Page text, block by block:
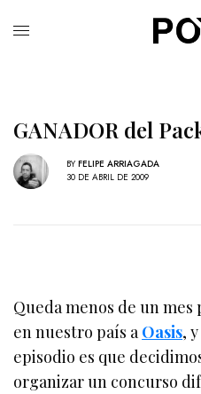
GANADOR del
BY FELIPE ARRIAGADA
30 DE ABRIL DE 2009
Queda menos de un
en nuestro país aOasis,
episodio es que
organizar un concurso